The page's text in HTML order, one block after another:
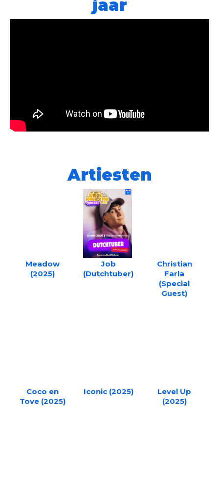
jaar
Artiesten
Meadow
(2025)
Job
(Dutchtuber)
Christian
Farla
(Special
Guest)
Coco en
Tove (2025)
Iconic (2025)
Level Up
(2025)